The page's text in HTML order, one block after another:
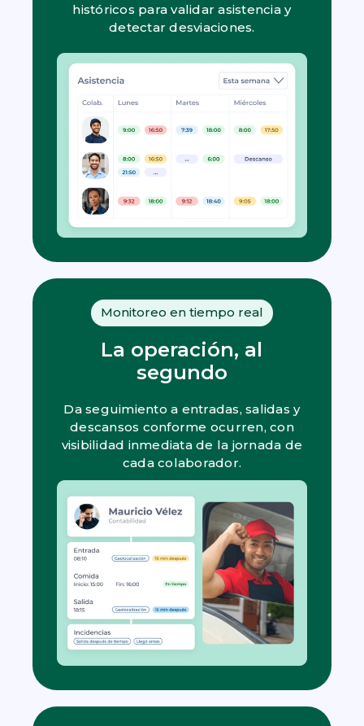
históricos para validar asistencia y
detectar desviaciones.
Monitoreo en tiempo real
La operación, al
segundo
Da seguimiento a entradas, salidas y
descansos conforme ocurren, con
visibilidad inmediata de la jornada de
cada colaborador.